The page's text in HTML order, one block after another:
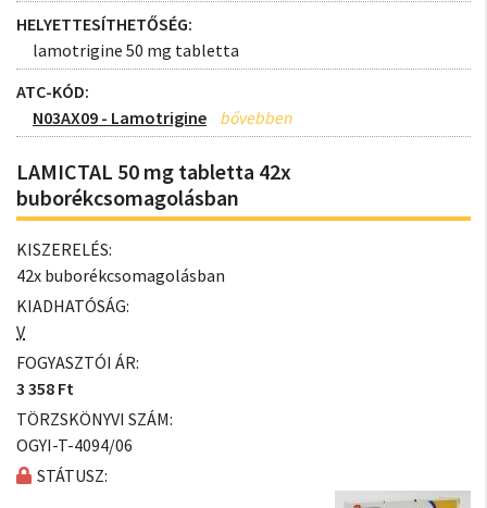
HELYETTESÍTHETŐSÉG:
lamotrigine 50 mg tabletta
ATC-KÓD:
N03AX09 - Lamotrigine
LAMICTAL 50 mg tabletta 42x
buborékcsomagolásban
KISZERELÉS:
42x buborékcsomagolásban
KIADHATÓSÁG:
V
FOGYASZTÓI ÁR:
3 358 Ft
TÖRZSKÖNYVI SZÁM:
OGYI-T-4094/06
STÁTUSZ: